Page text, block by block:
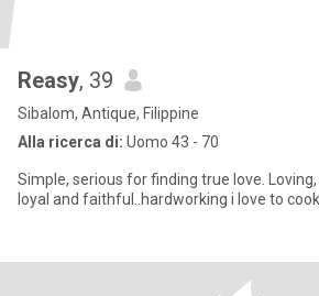
Reasy, 39
Sibalom, Antique, Filippine
Alla ricerca di: Uomo 43 - 70
Simple, serious for finding true love.
loyal and faithful..hardworking i love to